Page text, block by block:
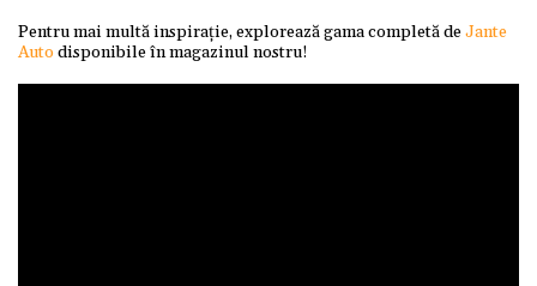
Pentru mai multă inspirație, explorează gama completă deJante
Autodisponibile în magazinul nostru!